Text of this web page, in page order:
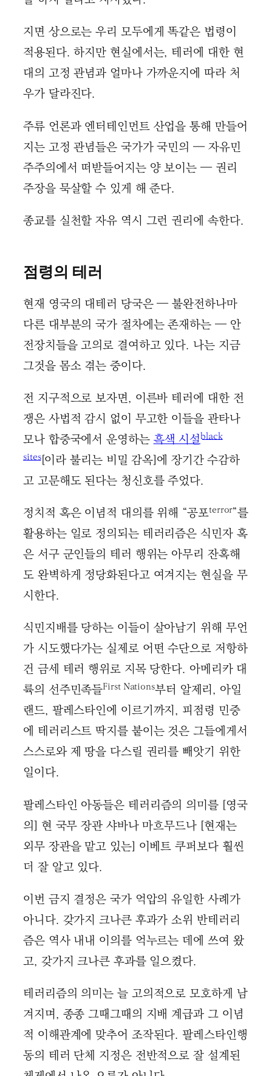
지면 상으로는 우리 모두에게 똑같은 법령이
적용된다. 하지만 현실에서는, 테러에 대한 현
대의 고정 관념과 얼마나 가까운지에 따라 처
우가 달라진다.
주류 언론과 엔터테인먼트 산업을 통해 만들어
지는 고정 관념들은 국가가 국민의 — 자유민
주주의에서 떠받들어지는 양 보이는 — 권리
주장을 묵살할 수 있게 해 준다.
종교를 실천할 자유 역시 그런 권리에 속한다.
점령의 테러
현재 영국의 대테러 당국은 — 불완전하나마
다른 대부분의 국가 절차에는 존재하는 — 안
전장치들을 고의로 결여하고 있다. 나는 지금
그것을 몸소 겪는 중이다.
전 지구적으로 보자면, 이른바 테러에 대한 전
쟁은 사법적 감시 없이 무고한 이들을 관타나
모나 합중국에서 운영하는흑색 시설black
sites[이라 불리는 비밀 감옥]에 장기간 수감하
고 고문해도 된다는 청신호를 주었다.
정치적 혹은 이념적 대의를 위해 “공포terror”를
활용하는 일로 정의되는 테러리즘은 식민자 혹
은 서구 군인들의 테러 행위는 아무리 잔혹해
도 완벽하게 정당화된다고 여겨지는 현실을 무
시한다.
식민지배를 당하는 이들이 살아남기 위해 무언
가 시도했다가는 실제로 어떤 수단으로 저항하
건 금세 테러 행위로 지목 당한다. 아메리카 대
륙의 선주민족들First Nations부터 알제리, 아일
랜드, 팔레스타인에 이르기까지, 피점령 민중
에 테러리스트 딱지를 붙이는 것은 그들에게서
스스로와 제 땅을 다스릴 권리를 빼앗기 위한
일이다.
팔레스타인 아동들은 테러리즘의 의미를 [영국
의] 현 국무 장관 샤바나 마흐무드나 [현재는
외무 장관을 맡고 있는] 이베트 쿠퍼보다 훨씬
더 잘 알고 있다.
이번 금지 결정은 국가 억압의 유일한 사례가
아니다. 갖가지 크나큰 후과가 소위 반테러리
즘은 역사 내내 이의를 억누르는 데에 쓰여 왔
고, 갖가지 크나큰 후과를 일으켰다.
테러리즘의 의미는 늘 고의적으로 모호하게 남
겨지며, 종종 그때그때의 지배 계급과 그 이념
적 이해관계에 맞추어 조작된다. 팔레스타인행
동의 테러 단체 지정은 전반적으로 잘 설계된